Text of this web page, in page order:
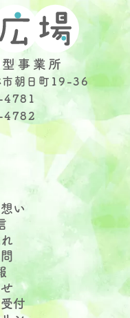
朝日町19-36
い
付